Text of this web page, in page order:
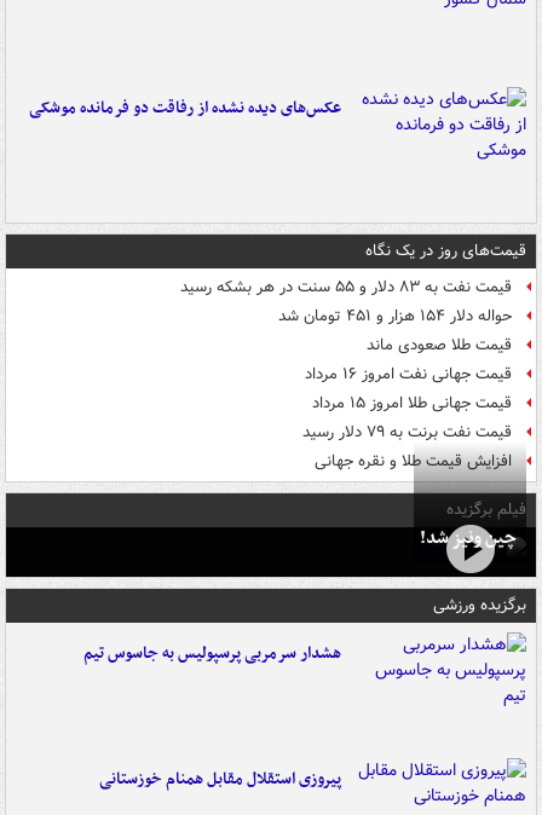
عکس‌های دیده نشده از رفاقت دو فرمانده‌ موشکی
قیمت‌های روز در یک نگاه
قیمت نفت به ۸۳ دلار و ۵۵ سنت در هر بشکه رسید
حواله دلار ۱۵۴ هزار و ۴۵۱ تومان شد
قیمت طلا صعودی ماند
قیمت جهانی نفت امروز ۱۶ مرداد
قیمت جهانی طلا امروز ۱۵ مرداد
قیمت نفت برنت به ۷۹ دلار رسید
افزایش قیمت طلا و نقره جهانی
فیلم برگزیده
چین ونیز شد!
برگزیده ورزشی
هشدار سرمربی پرسپولیس به جاسوس تیم
پیروزی استقلال مقابل همنام خوزستانی